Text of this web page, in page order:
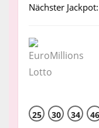
Nächster
25 30 34 46